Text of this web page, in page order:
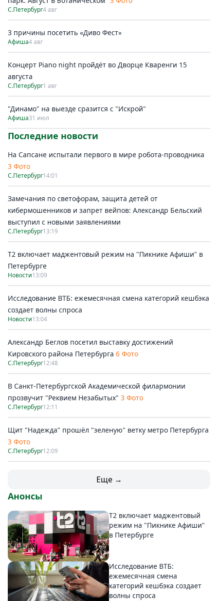
С.Петербург4 авг
3 причины посетить «Диво Фест»
Афиша4 авг
Концерт Piano night пройдёт во Дворце Кваренги 15
августа
С.Петербург1 авг
"Динамо" на выезде сразится с "Искрой"
Афиша31 июл
Последние новости
На Сапсане испытали первого в мире робота-проводника
3 Фото
С.Петербург14:01
Замечания по светофорам, защита детей от
кибермошенников и запрет вейпов: Александр Бельский
выступил с новыми заявлениями
С.Петербург13:19
Т2 включает маджентовый режим на "Пикнике Афиши" в
Петербурге
Новости13:09
Исследование ВТБ: ежемесячная смена категорий кешбэка
создает волны спроса
Новости13:04
Александр Беглов посетил выставку достижений
Кировского района Петербурга 6 Фото
С.Петербург12:48
В Санкт-Петербургской Академической филармонии
прозвучит "Реквием Незабытых" 3 Фото
С.Петербург12:11
Щит "Надежда" прошёл "зеленую" ветку метро Петербурга
3 Фото
С.Петербург12:09
Еще →
Анонсы
Т2 включает маджентовый
режим на "Пикнике Афиши"
в Петербурге
Исследование ВТБ:
ежемесячная смена
категорий кешбэка создает
волны спроса